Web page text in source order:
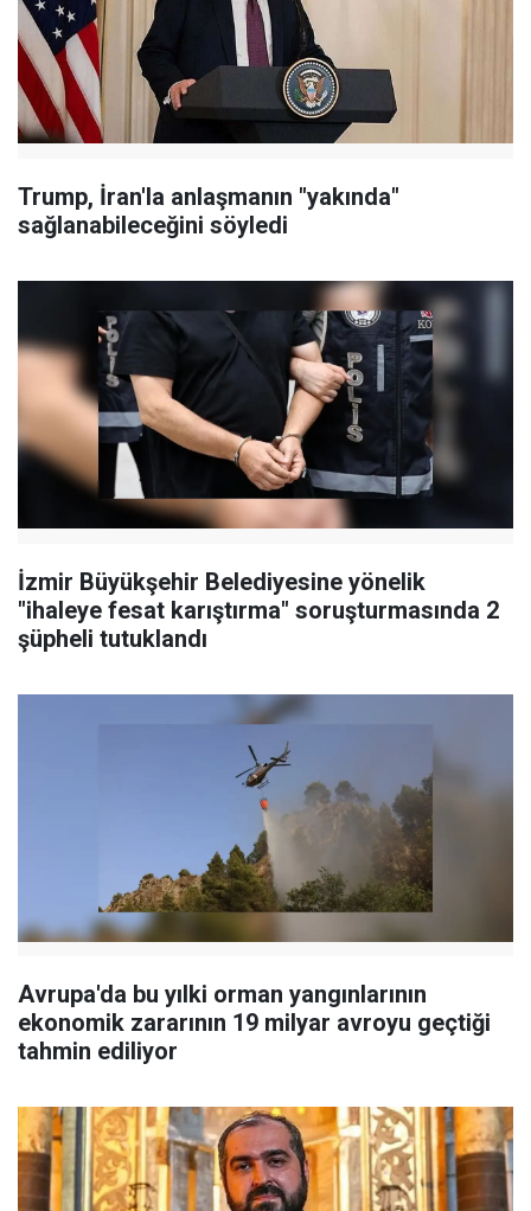
Trump, İran'la anlaşmanın "yakında"
sağlanabileceğini söyledi
İzmir Büyükşehir Belediyesine yönelik
"ihaleye fesat karıştırma" soruşturmasında 2
şüpheli tutuklandı
Avrupa'da bu yılki orman yangınlarının
ekonomik zararının 19 milyar avroyu geçtiği
tahmin ediliyor